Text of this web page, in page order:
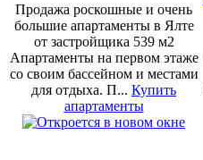
Продажа роскошные и очень
большие апартаменты в Ялте
от застройщика 539 м2
Апартаменты на первом этаже
со своим бассейном и местами
для отдыха. П... Купить
апартаменты